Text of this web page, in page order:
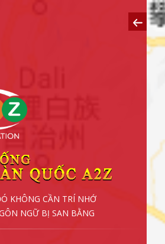
KHÔNG CẦN TRÍ NHỚ
NGỮ BỊ SAN BẰNG